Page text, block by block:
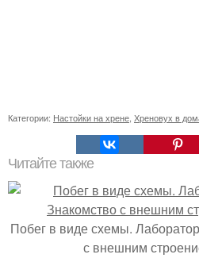
Категории: Настойки на хрене Хреновух в
Читайте также
Побег в виде схемы.
с внешним